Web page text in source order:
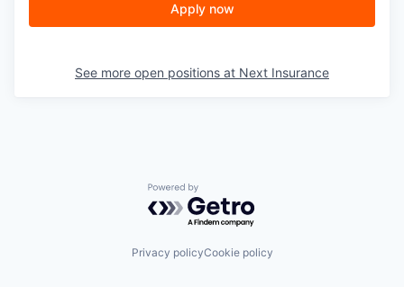
Apply now
See more open positions at Next Insurance
Powered by Getro.com
Privacy policyCookie policy